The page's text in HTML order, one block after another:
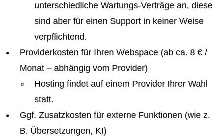
unterschiedliche Wartungs-Verträge an, diese
sind aber für einen Support in keiner Weise
verpflichtend.
Providerkosten für Ihren Webspace (ab ca. 8 € /
Monat – abhängig vom Provider)
Hosting findet auf einem Provider Ihrer Wahl
statt.
Ggf. Zusatzkosten für externe Funktionen (wie z.
B. Übersetzungen, KI)